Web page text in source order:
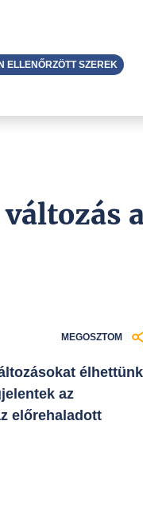
MEGOSZTOM
élhettünk
az
előrehaladott
ELLENŐRZÖTT SZEREK